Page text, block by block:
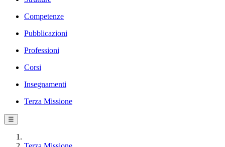
Competenze
Pubblicazioni
Professioni
Corsi
Insegnamenti
Terza Missione
☰